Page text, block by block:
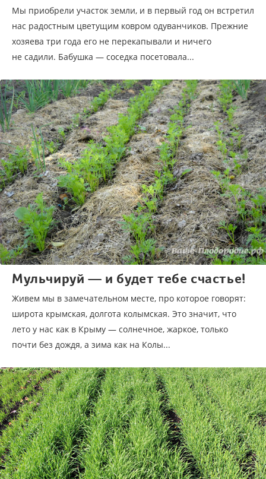
Мы приобрели участок земли, и в первый год он встретил
нас радостным цветущим ковром одуванчиков. Прежние
хозяева три года его не перекапывали и ничего
не садили. Бабушка — соседка посетовала...
Мульчируй — и будет тебе счастье!
Живем мы в замечательном месте, про которое говорят:
широта крымская, долгота колымская. Это значит, что
лето у нас как в Крыму — солнечное, жаркое, только
почти без дождя, а зима как на Колы...